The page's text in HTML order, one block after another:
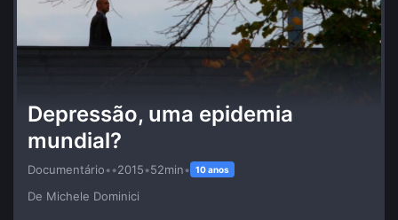
Depressão, uma epidemia
mundial?
Documentário••2015•52min• 10 anos
De Michele Dominici